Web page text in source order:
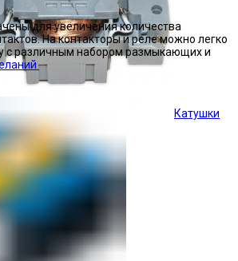
Катушки
для увеличения количества
На контакторы и реле можно легко
с различным набором размыкающих и